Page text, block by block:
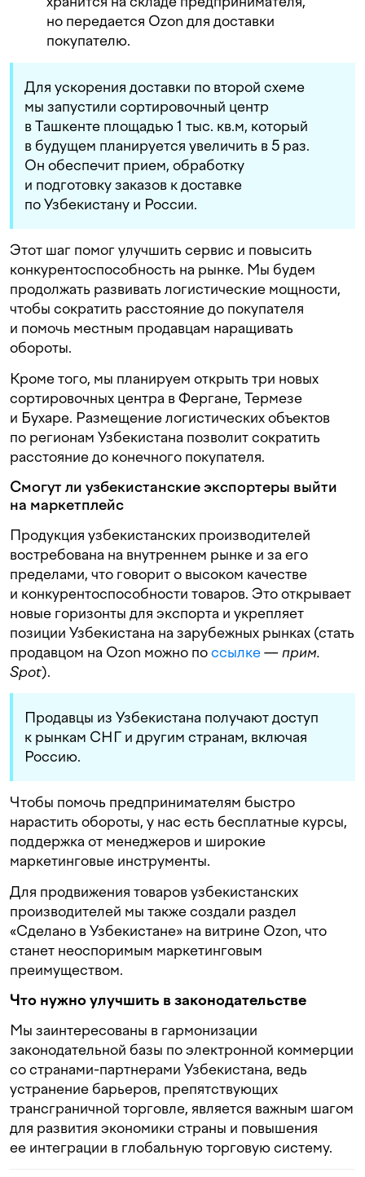
но передается Ozon для доставки
покупателю.
Для ускорения доставки по второй схеме
мы запустили сортировочный центр
в Ташкенте площадью 1 тыс. кв.м, который
в будущем планируется увеличить в 5 раз.
Он обеспечит прием, обработку
и подготовку заказов к доставке
по Узбекистану и России.
Этот шаг помог улучшить сервис и повысить
конкурентоспособность на рынке. Мы будем
продолжать развивать логистические мощности,
чтобы сократить расстояние до покупателя
и помочь местным продавцам наращивать
обороты.
Кроме того, мы планируем открыть три новых
сортировочных центра в Фергане, Термезе
и Бухаре. Размещение логистических объектов
по регионам Узбекистана позволит сократить
расстояние до конечного покупателя.
Смогут ли узбекистанские экспортеры выйти
на маркетплейс
Продукция узбекистанских производителей
востребована на внутреннем рынке и за его
пределами, что говорит о высоком качестве
и конкурентоспособности товаров. Это открывает
новые горизонты для экспорта и укрепляет
позиции Узбекистана на зарубежных рынках (стать
продавцом на Ozon можно поссылке—прим.
Spot).
Продавцы из Узбекистана получают доступ
к рынкам СНГ и другим странам, включая
Россию.
Чтобы помочь предпринимателям быстро
нарастить обороты, у нас есть бесплатные курсы,
поддержка от менеджеров и широкие
маркетинговые инструменты.
Для продвижения товаров узбекистанских
производителей мы также создали раздел
«Сделано в Узбекистане» на витрине Ozon, что
станет неоспоримым маркетинговым
преимуществом.
Что нужно улучшить в законодательстве
Мы заинтересованы в гармонизации
законодательной базы по электронной коммерции
со странами-партнерами Узбекистана, ведь
устранение барьеров, препятствующих
трансграничной торговле, является важным шагом
для развития экономики страны и повышения
ее интеграции в глобальную торговую систему.